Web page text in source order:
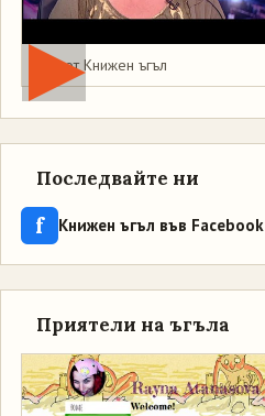
Мая от Книжен ъгъл
Последвайте ни
f Книжен ъгъл във Facebook
Приятели на ъгъла